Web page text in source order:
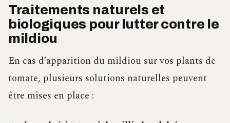
Traitements naturels et
biologiques pour lutter contre le
mildiou
En cas d’apparition du mildiou sur vos plants de
tomate, plusieurs solutions naturelles peuvent
être mises en place :